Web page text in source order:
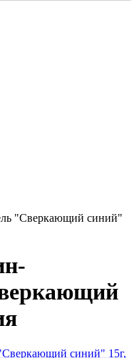
"Сверкающий синий"